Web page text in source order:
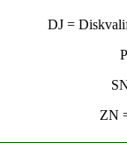
DJ =
ZN